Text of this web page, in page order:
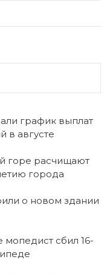
график выплат
в августе
горе расчищают
города
о новом здании
сбил 16-